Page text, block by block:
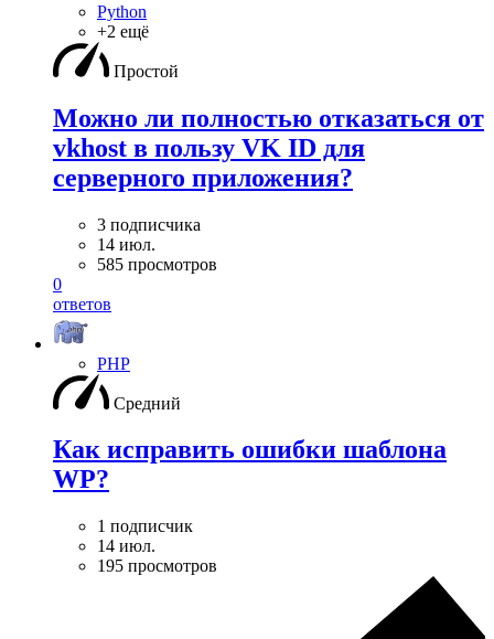
Python
+2 ещё
Простой
Можно ли полностью отказаться от
vkhost в пользу VK ID для
серверного приложения?
3 подписчика
14 июл.
585 просмотров
0
ответов
PHP
Средний
Как исправить ошибки шаблона
WP?
1 подписчик
14 июл.
195 просмотров